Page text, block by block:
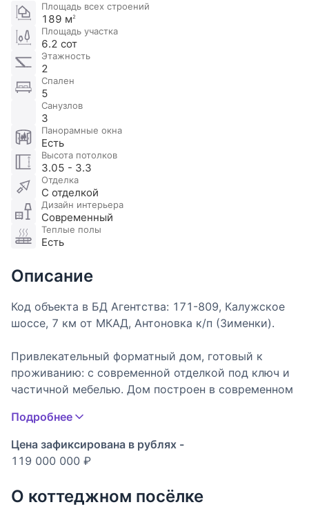
Площадь всех строений
189 м2
Площадь участка
6.2 сот
Этажность
2
Спален
5
Санузлов
3
Панорамные окна
Есть
Высота потолков
3.05 - 3.3
Отделка
С отделкой
Дизайн интерьера
Современный
Теплые полы
Есть
Описание
Код объекта в БД Агентства: 171-809, Калужское
шоссе, 7 км от МКАД, Антоновка к/п (Зименки).
Привлекательный форматный дом, готовый к
проживанию: с современной отделкой под ключ и
частичной мебелью. Дом построен в современном
высокими потолками и рациональной
планировкой: внутри расположены пять спален
(одна из них на первом этаже), хамам, просторная
зелёном участке с лесными и плодовыми
деревьями, декоративным прудом и цветниками.
Подробнее
Цена зафиксирована в рублях -
119 000 000 ₽
О коттеджном посёлке